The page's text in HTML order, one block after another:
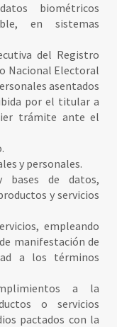
biométricos
en sistemas
del Registro
Nacional Electoral
asentados
por el titular a
trámite ante el
y personales.
bases de datos,
y servicios
empleando
manifestación de
a los términos
a la
o servicios
pactados con la